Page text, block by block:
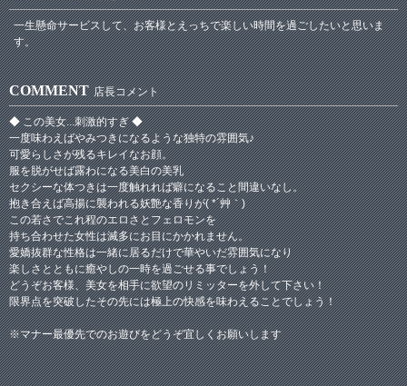
一生懸命サービスして、お客様とえっちで楽しい時間を過ごしたいと思いま
す。
COMMENT 店長コメント
◆ この美女...刺激的すぎ ◆
一度味わえばやみつきになるような独特の雰囲気♪
可愛らしさが残るキレイなお顔。
服を脱がせば露わになる美白の美乳
セクシーな体つきは一度触れれば癖になること間違いなし。
抱き合えば高揚に襲われる妖艶な香りが( *´艸｀)
この若さでこれ程のエロさとフェロモンを
持ち合わせた女性は滅多にお目にかかれません。
愛嬌抜群な性格は一緒に居るだけで華やいだ雰囲気になり
楽しさとともに癒やしの一時を過ごせる事でしょう！
どうぞお客様、美女を相手に欲望のリミッターを外して下さい！
限界点を突破したその先には極上の快感を味わえることでしょう！
※マナー最優先でのお遊びをどうぞ宜しくお願いします